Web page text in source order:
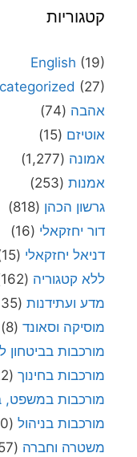
קטגוריות
English (19)
(27)
אהבה (74)
אוטיזם (15)
אמונה (1,277)
אמנות (253)
גרשון הכהן (818)
דור יחזקאלי (16)
דניאל יחזקאלי (15)
ללא קטגוריה (162)
מדע ועתידנות (135)
מוסיקה וסאונד (8)
מורכבות בביטחון
מורכבות בחינוך (422)
מורכבות במשפט,
מורכבות בניהול (1,260)
משטרה וחברה (57)